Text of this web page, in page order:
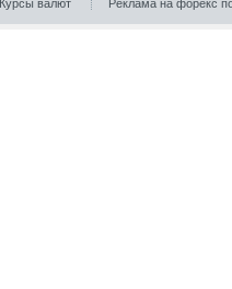
Курсы валют Реклама на форекс